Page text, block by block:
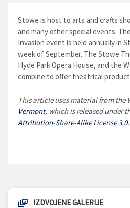
Stowe is host to arts and crafts
and many other special events.
Invasion event is held annually in
week of September. The Stowe
Hyde Park Opera House, and the
combine to offer theatrical
This article uses material from the
Vermont, which is released under
Attribution-Share-Alike License 3.0.
IZDVOJENE GALERIJE